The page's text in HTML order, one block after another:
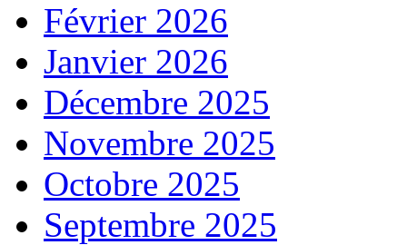
Février 2026
Janvier 2026
Décembre 2025
Novembre 2025
Octobre 2025
Septembre 2025